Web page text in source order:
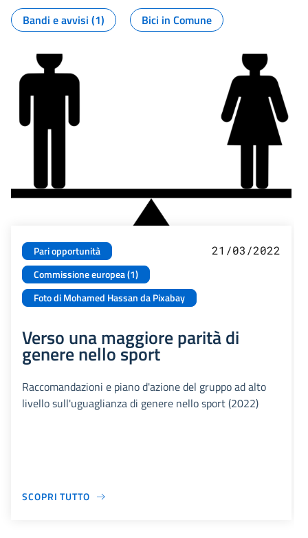
Bandi e avvisi (1)
Bici in Comune
Pari opportunità
Commissione europea (1)
Foto di Mohamed Hassan da Pixabay
21/03/2022
Verso una maggiore parità di
genere nello sport
Raccomandazioni e piano d'azione del gruppo ad alto
livello sull'uguaglianza di genere nello sport (2022)
SCOPRI TUTTO